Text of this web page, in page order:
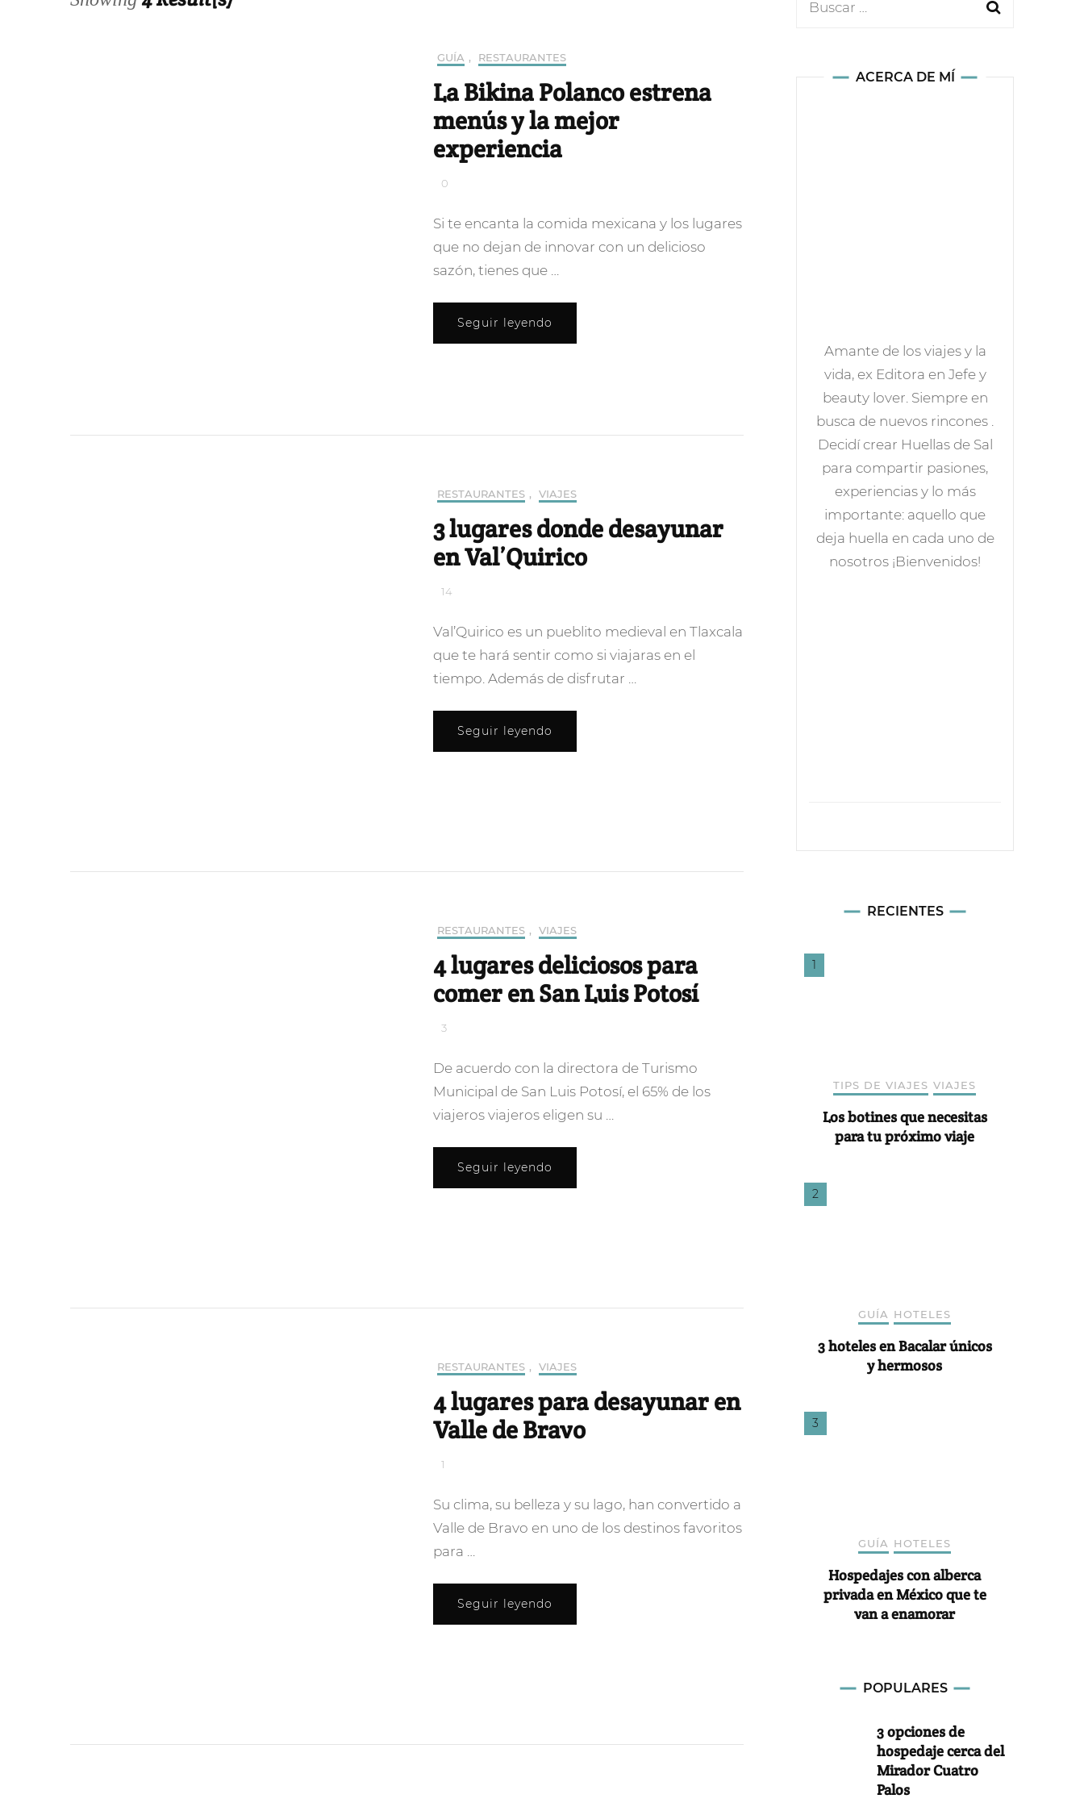
GUÍA , RESTAURANTES
La Bikina Polanco estrena
menús y la mejor
experiencia
0
Si te encanta la comida mexicana y los lugares
que no dejan de innovar con un delicioso
sazón, tienes que …
Seguir leyendo
RESTAURANTES , VIAJES
3 lugares donde desayunar
en Val’Quirico
14
Val’Quirico es un pueblito medieval en Tlaxcala
que te hará sentir como si viajaras en el
tiempo. Además de disfrutar …
Seguir leyendo
RESTAURANTES , VIAJES
4 lugares deliciosos para
comer en San Luis Potosí
3
De acuerdo con la directora de Turismo
Municipal de San Luis Potosí, el 65% de los
viajeros viajeros eligen su …
Seguir leyendo
RESTAURANTES , VIAJES
4 lugares para desayunar en
Valle de Bravo
1
Su clima, su belleza y su lago, han convertido a
Valle de Bravo en uno de los destinos favoritos
para …
Seguir leyendo
Buscar:
ACERCA DE MÍ
Amante de los viajes y la
vida, ex Editora en Jefe y
beauty lover. Siempre en
busca de nuevos rincones .
Decidí crear Huellas de Sal
para compartir pasiones,
experiencias y lo más
importante: aquello que
deja huella en cada uno de
nosotros ¡Bienvenidos!
RECIENTES
TIPS DE VIAJES VIAJES
Los botines que necesitas
para tu próximo viaje
GUÍA HOTELES
3 hoteles en Bacalar únicos
y hermosos
GUÍA HOTELES
Hospedajes con alberca
privada en México que te
van a enamorar
POPULARES
3 opciones de
hospedaje cerca del
Mirador Cuatro
Palos